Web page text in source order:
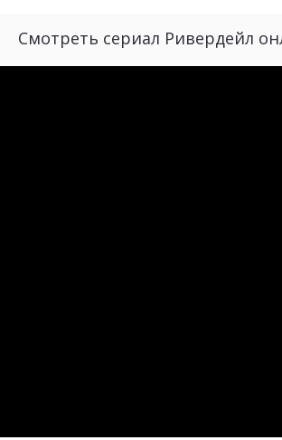
Смотреть сериал Ривердейл